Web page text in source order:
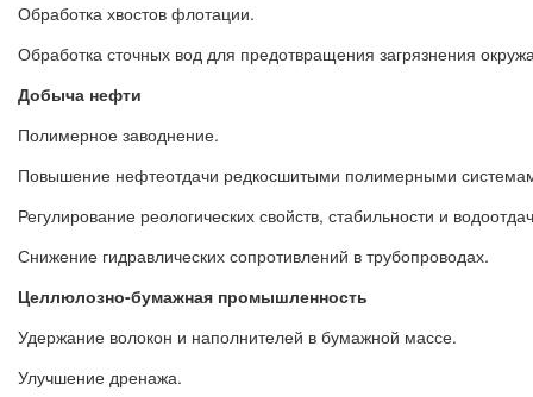
Обработка хвостов флотации.
Обработка сточных вод для предотвращения загрязнения
Добыча нефти
Полимерное заводнение.
Повышение нефтеотдачи редкосшитыми полимерными
Регулирование реологических свойств, стабильности и
Снижение гидравлических сопротивлений в трубопроводах.
Целлюлозно-бумажная промышленность
Удержание волокон и наполнителей в бумажной массе.
Улучшение дренажа.